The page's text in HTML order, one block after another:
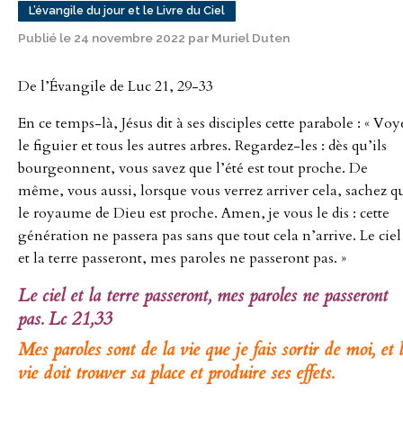
L’évangile du jour et le Livre du Ciel
Publié le 24 novembre 2022 par Muriel Duten
De l’Évangile de Luc 21, 29-33
En ce temps-là, Jésus dit à ses disciples cette parabole : «
le figuier et tous les autres arbres. Regardez-les : dès qu’ils
bourgeonnent, vous savez que l’été est tout proche. De
même, vous aussi, lorsque vous verrez arriver cela, sachez
le royaume de Dieu est proche. Amen, je vous le dis : cette
génération ne passera pas sans que tout cela n’arrive. Le ciel
et la terre passeront, mes paroles ne passeront pas. »
Le ciel et la terre passeront, mes paroles ne passeront
pas. Lc 21,33
Mes paroles sont de la vie que je fais sortir de moi, et
vie doit trouver sa place et produire ses effets.